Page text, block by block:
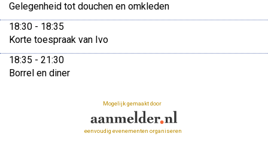
Gelegenheid tot douchen en omkleden
18:30 - 18:35
Korte toespraak van Ivo
18:35 - 21:30
Borrel en diner
Mogelijk gemaakt door
eenvoudig evenementen organiseren